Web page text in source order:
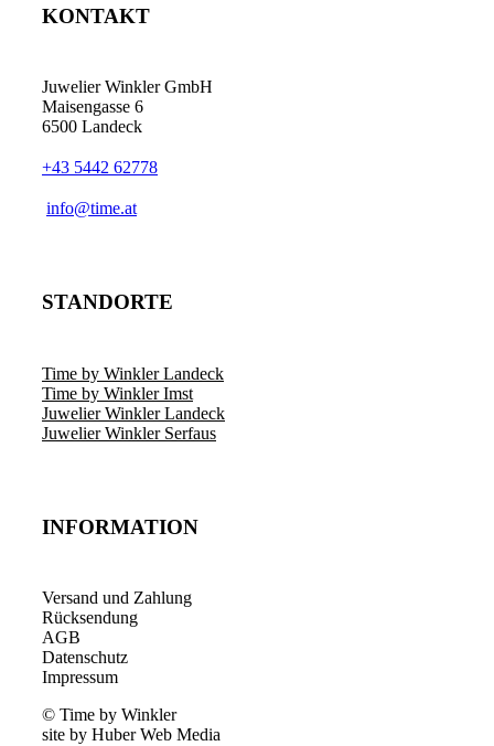
KONTAKT
Juwelier Winkler GmbH
Maisengasse 6
6500 Landeck
+43 5442 62778
info@time.at
STANDORTE
Time by Winkler Landeck
Time by Winkler Imst
Juwelier Winkler Landeck
Juwelier Winkler Serfaus
INFORMATION
Versand und Zahlung
Rücksendung
AGB
Datenschutz
Impressum
© Time by Winkler
site by Huber Web Media